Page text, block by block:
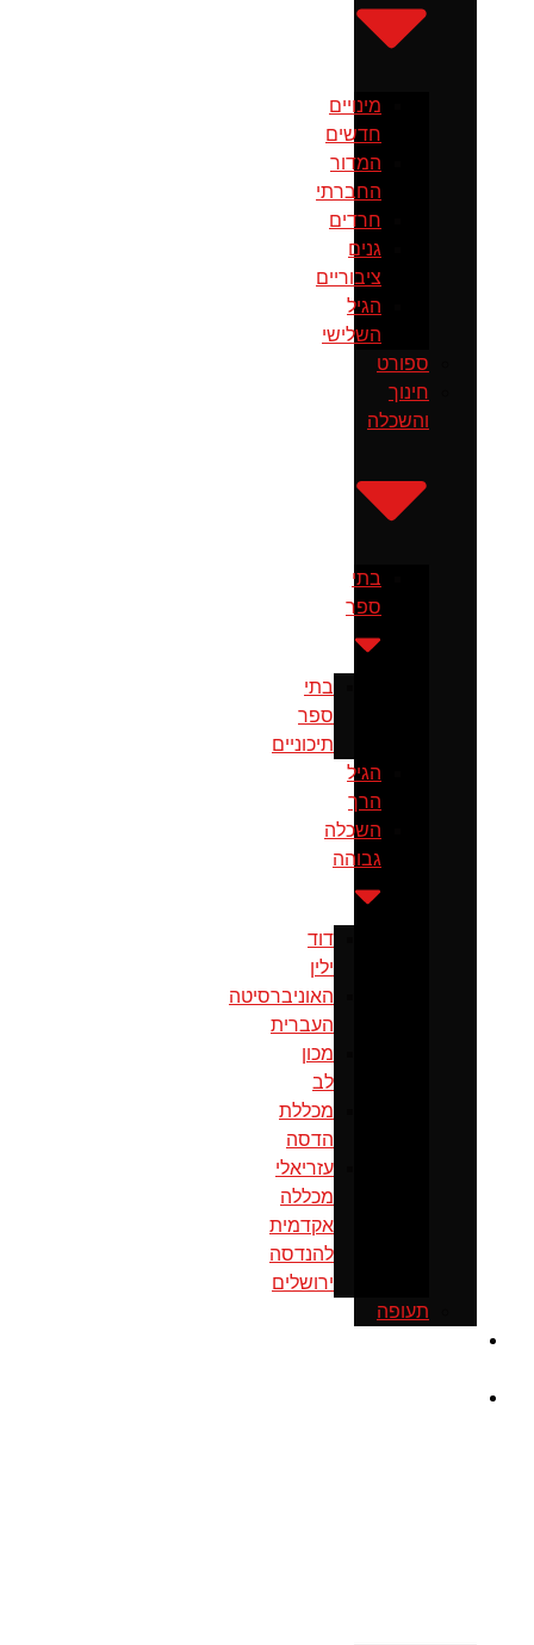
מינויים
חדשים
המדור
החברתי
חרדים
גנים
ציבוריים
הגיל
השלישי
ספורט
חינוך
והשכלה
בתי
ספר
בתי
ספר
תיכוניים
הגיל
הרך
השכלה
גבוהה
דוד
ילין
האוניברסיטה
העברית
מכון
לב
מכללת
הדסה
עזריאלי
מכללה
אקדמית
להנדסה
ירושלים
תעופה